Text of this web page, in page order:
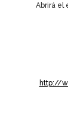
Abrirá el
http://